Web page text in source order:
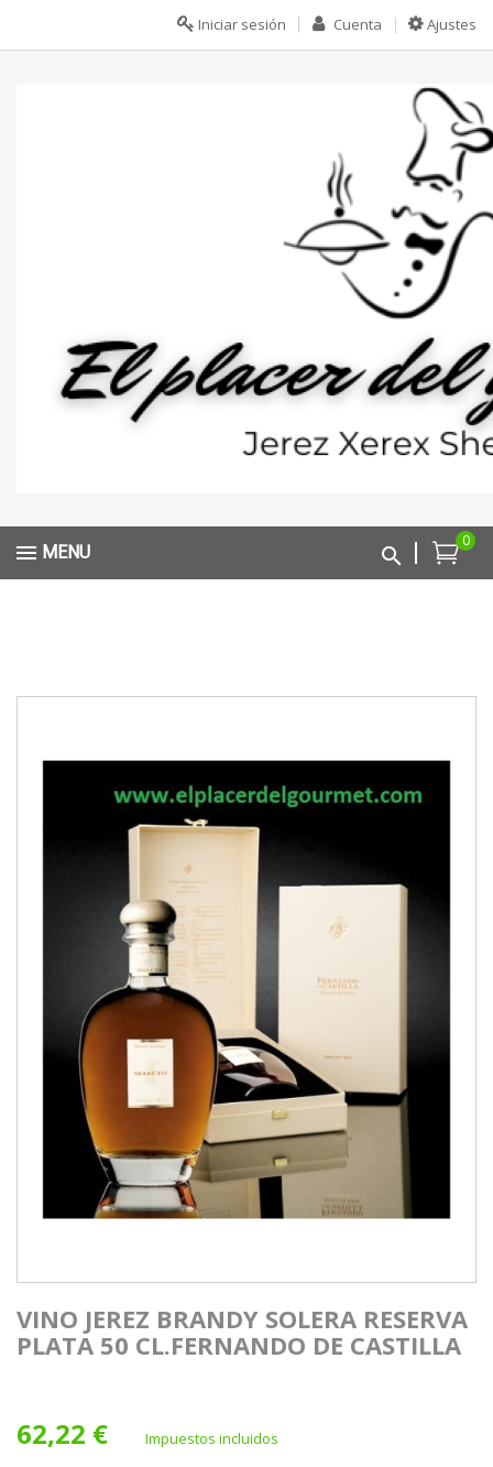
Ajustes
Cuenta
Iniciar sesión
0
MENU
VINO JEREZ BRANDY SOLERA RESERVA
PLATA 50 CL.FERNANDO DE CASTILLA
62,22 € Impuestos incluidos